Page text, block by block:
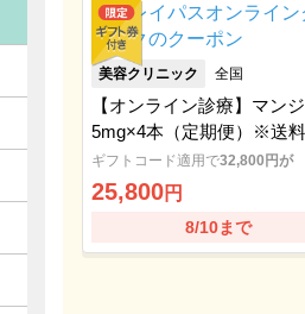
美容クリニック 全国
【オンライン診療】マン
5mg×4本（定期便）※送
ルコール綿・診察料込
ギフトコード適用で32,800円が
25,800円
8/10まで